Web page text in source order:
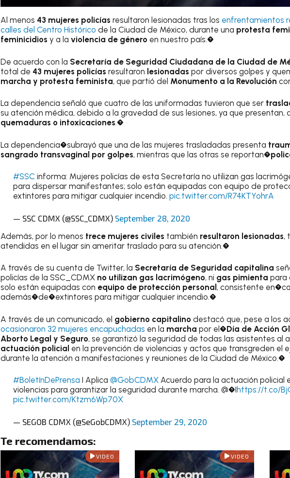
Al menos 43 mujeres policías resultaron lesionadas tras los enfrentamientos
calles del Centro Histórico de la Ciudad de México, durante una protesta
feminicidios y a la violencia de género en nuestro país.�
De acuerdo con la Secretaría de Seguridad Ciudadana de la Ciudad de
total de 43 mujeres policías resultaron lesionadas por diversos golpes y
marcha y protesta feminista, que partió del Monumento a la Revolución
La dependencia señaló que cuatro de las uniformadas tuvieron que ser
su atención médica, debido a la gravedad de sus lesiones, ya que presentan,
quemaduras o intoxicaciones.�
La dependencia�subrayó que una de las mujeres trasladadas presenta
sangrado transvaginal por golpes, mientras que las otras se reportan�
#SSC informa: Mujeres policías de esta Secretaría no utilizan gas
para dispersar manifestantes; solo están equipadas con equipo de
extintores para mitigar cualquier incendio. pic.twitter.com/R74KTYohrA
— SSC CDMX (@SSC_CDMX) September 28, 2020
Además, por lo menos trece mujeres civiles también resultaron lesionadas,
atendidas en el lugar sin ameritar traslado para su atención.�
A través de su cuenta de Twitter, la Secretaría de Seguridad capitalina
policías de la SSC_CDMX no utilizan gas lacrimógeno, ni gas pimienta para
solo están equipadas con equipo de protección personal , consistente
además�de�extintores para mitigar cualquier incendio.�
A través de un comunicado, el gobierno capitalino destacó que, pese a los
ocasionaron 32 mujeres encapuchadas en la marcha por el�Día de Acción
Aborto Legal y Seguro, se garantizó la seguridad de todas las asistentes al
actuación policial en la prevención de violencias y actos que transgreden el
durante la atención a manifestaciones y reuniones de la Ciudad de México.�
#BoletínDePrensa I Aplica @GobCDMXAcuerdo para la actuación policial
violencias para garantizar la seguridad durante marcha. @�Ihttps://t.co/
pic.twitter.com/Ktzm6Wp70X
— SEGOB CDMX (@SeGobCDMX) September 29, 2020
Te recomendamos:
VIDEO VIDEO